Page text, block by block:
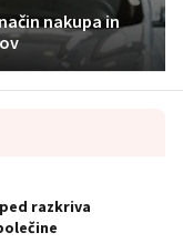
nakupa in
razkriva